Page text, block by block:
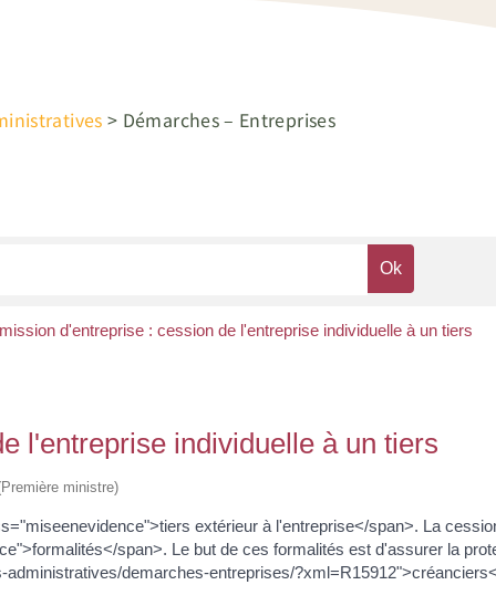
> Démarches – Entreprises
d'entreprise : cession de l'entreprise individuelle à un tiers
l'entreprise individuelle à un tiers
ministre)
extérieur à l'entreprise</span>. La
span>. Le but de ces formalités est d'assurer la
demarches-entreprises/